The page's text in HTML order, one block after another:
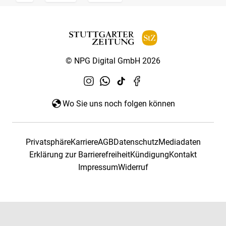
© NPG Digital GmbH 2026
Wo Sie uns noch folgen können
PrivatsphäreKarriereAGBDatenschutzMediadaten
Erklärung zur BarrierefreiheitKündigungKontakt
ImpressumWiderruf